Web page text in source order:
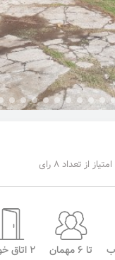
تا 6 مهمان 2 اتاق خواب